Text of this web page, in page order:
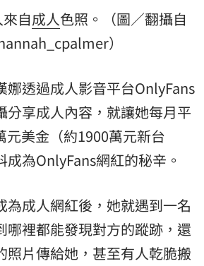
自成人色照。（圖／翻攝自
）
娜透過成人影音平台OnlyFans
分享成人內容，就讓她每月平
元美金（約1900萬元新台
為OnlyFans網紅的秘辛。
為成人網紅後，她就遇到一名
哪裡都能發現對方的蹤跡，還
照片傳給她，甚至有人乾脆搬